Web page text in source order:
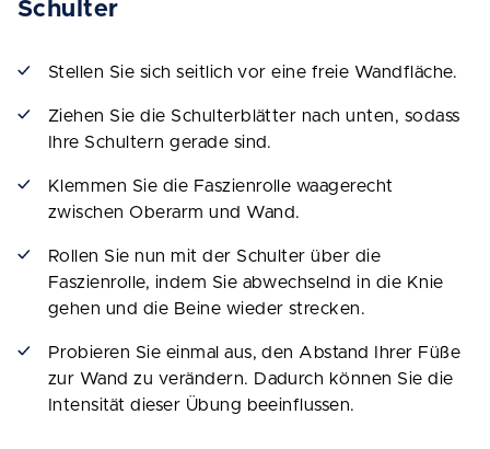
Schulter
Stellen Sie sich seitlich vor eine freie Wandfläche.
Ziehen Sie die Schulterblätter nach unten, sodass
Ihre Schultern gerade sind.
Klemmen Sie die Faszienrolle waagerecht
zwischen Oberarm und Wand.
Rollen Sie nun mit der Schulter über die
Faszienrolle, indem Sie abwechselnd in die Knie
gehen und die Beine wieder strecken.
Probieren Sie einmal aus, den Abstand Ihrer Füße
zur Wand zu verändern. Dadurch können Sie die
Intensität dieser Übung beeinflussen.